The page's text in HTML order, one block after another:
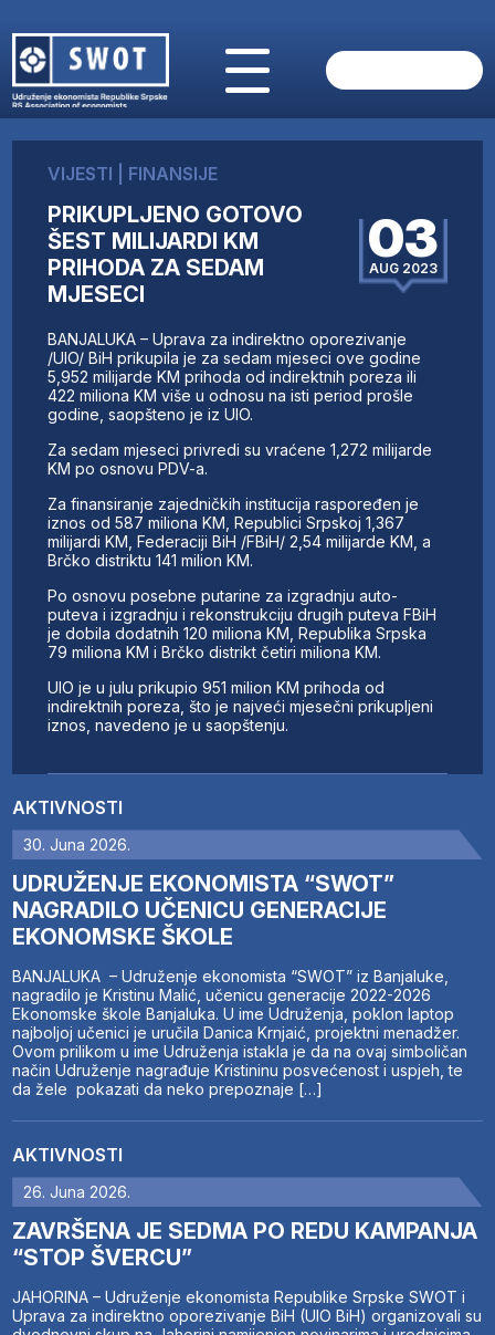
O NAMA
AKTUELNO
ANALIZE
KOMPANIJE
FINANSIJE
IZ STRANIH MEDIJA
AKTIVNOSTI
SWOT INTERVJU
UČLANI SE
KONTAKT
AKTIVNOSTI
30. Juna 2026.
UDRUŽENJE EKONOMISTA “SWOT”
NAGRADILO UČENICU GENERACIJE
EKONOMSKE ŠKOLE
BANJALUKA – Udruženje ekonomista “SWOT” iz Banjaluke,
nagradilo je Kristinu Malić, učenicu generacije 2022-2026
Ekonomske škole Banjaluka. U ime Udruženja, poklon laptop
najboljoj učenici je uručila Danica Krnjaić, projektni menadžer.
Ovom prilikom u ime Udruženja istakla je da na ovaj simboličan
način Udruženje nagrađuje Kristininu posvećenost i uspjeh, te
da žele pokazati da neko prepoznaje […]
AKTIVNOSTI
26. Juna 2026.
ZAVRŠENA JE SEDMA PO REDU KAMPANJA
“STOP ŠVERCU”
JAHORINA – Udruženje ekonomista Republike Srpske SWOT i
Uprava za indirektno oporezivanje BiH (UIO BiH) organizovali su
VIJESTI FINANSIJE
PRIKUPLJENO GOTOVO
ŠEST MILIJARDI KM
PRIHODA ZA SEDAM
MJESECI
03
AUG 2023
BANJALUKA – Uprava za indirektno oporezivanje
/UIO/ BiH prikupila je za sedam mjeseci ove godine
5,952 milijarde KM prihoda od indirektnih poreza ili
422 miliona KM više u odnosu na isti period prošle
godine, saopšteno je iz UIO.
Za sedam mjeseci privredi su vraćene 1,272 milijarde
KM po osnovu PDV-a.
Za finansiranje zajedničkih institucija raspoređen je
iznos od 587 miliona KM, Republici Srpskoj 1,367
milijardi KM, Federaciji BiH /FBiH/ 2,54 milijarde KM, a
Brčko distriktu 141 milion KM.
Po osnovu posebne putarine za izgradnju auto-
puteva i izgradnju i rekonstrukciju drugih puteva FBiH
je dobila dodatnih 120 miliona KM, Republika Srpska
79 miliona KM i Brčko distrikt četiri miliona KM.
UIO je u julu prikupio 951 milion KM prihoda od
indirektnih poreza, što je najveći mjesečni prikupljeni
iznos, navedeno je u saopštenju.